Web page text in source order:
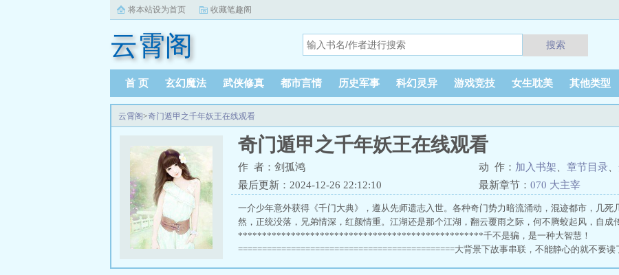
将本站设为首页 收藏笔趣阁
云霄阁 搜索
首 页 玄幻魔法 武侠修真 都市言情 历史军事 科幻灵异 游戏竞技 女生耽美 其他类型
云霄阁>奇门遁甲之千年妖王在线观看
奇门遁甲之千年妖王在线观看
作 者：剑孤鸿 动 作： 加入书架 章节目录
最后更新：2024-12-26 22:12:10
最新章节： 070 大主宰
一介少年意外获得《千门大典》，遵从先师遗志入世。各种奇门势力暗流涌动，混迹都市，几死
然，正统没落，兄弟情深，红颜情重。江湖还是那个江湖，翻云覆雨之际，何不腾蛟起风，自成
***************************************************千不是骗，是一种大智慧！
=============================================大背景下故事串联，不能静心的就不要